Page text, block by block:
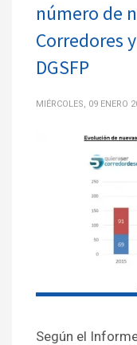
número de
Corredores
DGSFP
MIÉRCOLES, 09 ENERO
Según el